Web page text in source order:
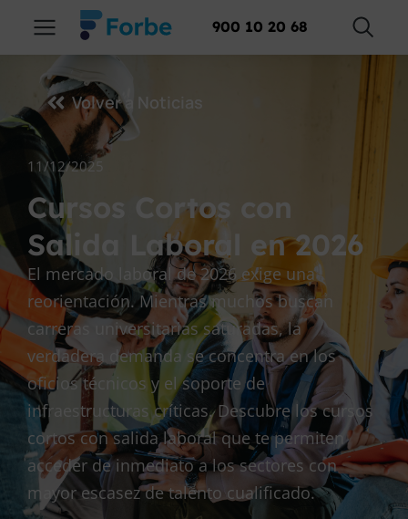
900 10 20 68
Volver a Noticias
11/12/2025
Cursos Cortos con
Salida Laboral en 2026
El mercado laboral de 2026 exige una
reorientación. Mientras muchos buscan
carreras universitarias saturadas, la
verdadera demanda se concentra en los
oficios técnicos y el soporte de
infraestructuras críticas. Descubre los cursos
cortos con salida laboral que te permiten
acceder de inmediato a los sectores con
mayor escasez de talento cualificado.